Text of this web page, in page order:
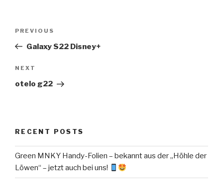
Previous
Post
PREVIOUS
Galaxy S22 Disney+
Next
Post
NEXT
otelo g22
RECENT POSTS
Green MNKY Handy-Folien – bekannt aus der „Höhle der
Löwen“ – jetzt auch bei uns!